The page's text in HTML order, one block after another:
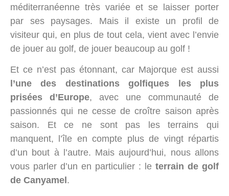
méditerranéenne très variée et se laisser porter
par ses paysages. Mais il existe un profil de
visiteur qui, en plus de tout cela, vient avec l’envie
de jouer au golf, de jouer beaucoup au golf !
Et ce n’est pas étonnant, car Majorque est aussi
l’une des destinations golfiques les plus
prisées d’Europe, avec une communauté de
passionnés qui ne cesse de croître saison après
saison. Et ce ne sont pas les terrains qui
manquent, l’île en compte plus de vingt répartis
d’un bout à l’autre. Mais aujourd’hui, nous allons
vous parler d’un en particulier : le terrain de golf
de Canyamel .